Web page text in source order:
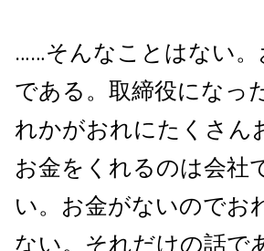
……そんなことはない
である。取締役になっ
れかがおれにたくさん
お金をくれるのは会社
い。お金がないのでお
ない。それだけの話で